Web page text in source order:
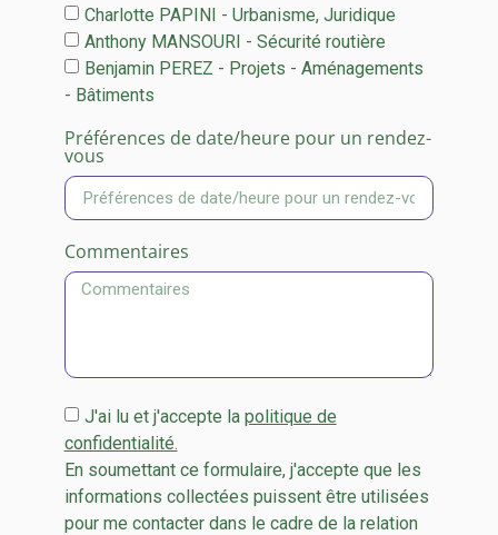
Charlotte PAPINI - Urbanisme, Juridique
Anthony MANSOURI - Sécurité routière
Benjamin PEREZ - Projets - Aménagements
- Bâtiments
Préférences de date/heure pour un rendez-
vous
Commentaires
J'ai lu et j'accepte la politique de
confidentialité.
En soumettant ce formulaire, j'accepte que les
informations collectées puissent être utilisées
pour me contacter dans le cadre de la relation